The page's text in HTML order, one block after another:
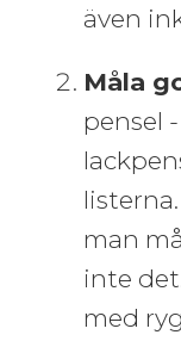
även
Måla
pensel
man
inte
med